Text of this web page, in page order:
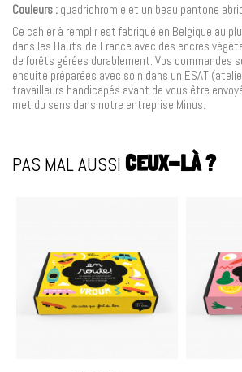
Couleurs : quadrichromie et un beau pantone
Ce cahier à remplir est fabriqué en Belgique au
dans les Hauts-de-France avec des encres
de forêts gérées durablement. Vos commandes
ensuite préparées avec soin dans un ESAT
travailleurs handicapés avant de vous être
met du sens dans notre entreprise Minus.
PAS MAL AUSSI CEUX-LÀ ?